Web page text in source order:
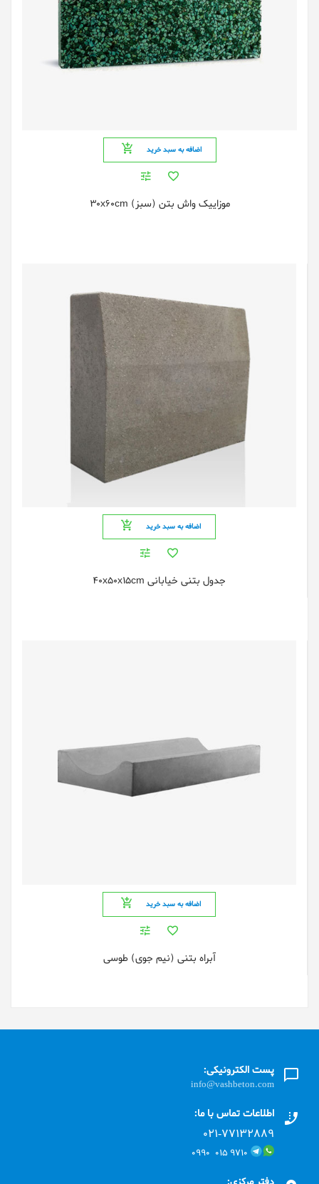
اضافه به سبد خرید
موزاییک واش بتن (سبز) 30x60cm
اضافه به سبد خرید
جدول بتنی خیابانی 40x50x15cm
اضافه به سبد خرید
آبراه بتنی (نیم جوی) طوسی
پست الکترونیکی:
info@vashbeton.com
اطلاعات تماس با ما:
۰۲۱-۷۷۱٣۲۸۸۹
۹۷۱۰ ۰۱۵ ۰۹۹۰